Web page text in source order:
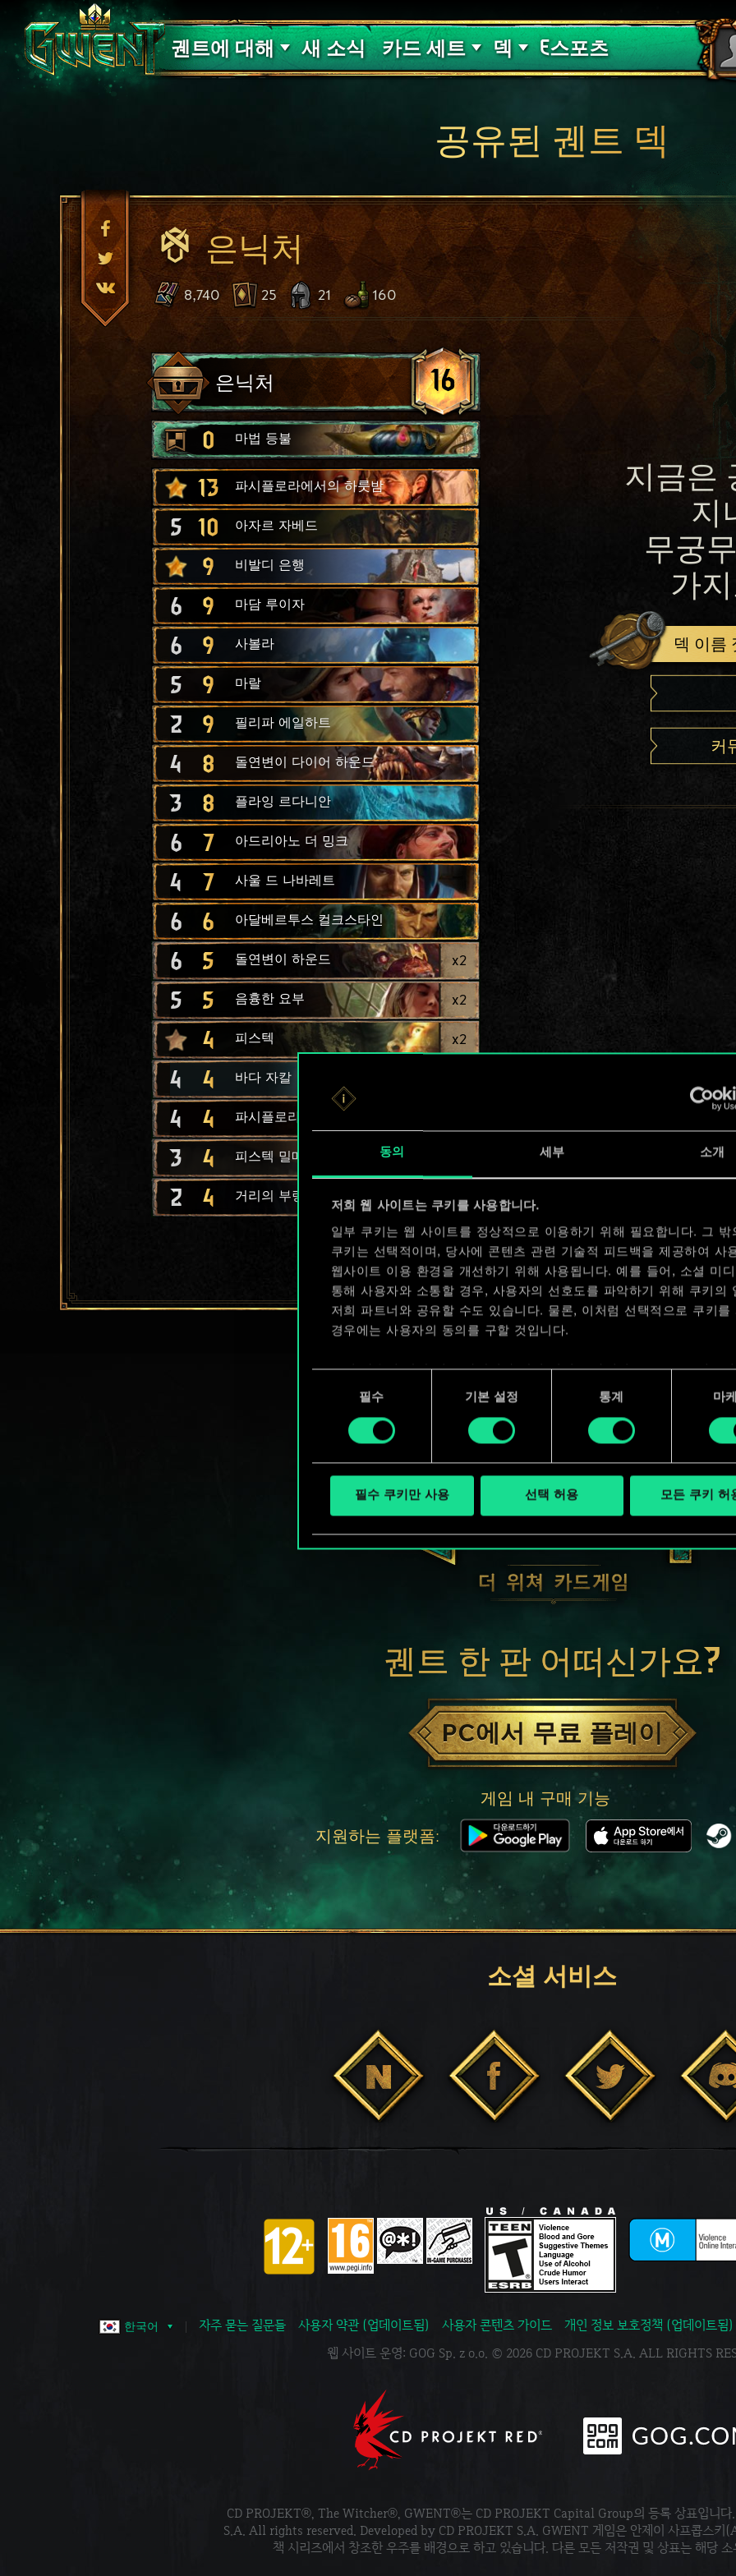
동의 세부 소개
저희 웹 사이트는 쿠키를 사용합니다.
일부 쿠키는 웹 사이트를 정상적으로 이용하기 위해 필요합니다. 그 밖
쿠키는 선택적이며, 당사에 콘텐츠 관련 기술적 피드백을 제공하여 사
웹사이트 이용 환경을 개선하기 위해 사용됩니다. 예를 들어, 소셜 미
통해 사용자와 소통할 경우, 사용자의 선호도를 파악하기 위해 쿠키의
저희 파트너와 공유할 수도 있습니다. 물론, 이처럼 선택적으로 쿠키를
경우에는 사용자의 동의를 구할 것입니다.
쿠키 사용에 관한 세부 사항이나 관련 설정은 아래의 "Settings" 메뉴에
확인할 수 있습니다.
필수 기본 설정 통계 마
필수 쿠키만 사용 선택 허용 모든 쿠키 허
궨트에 대해
고객 지원
새 소식 카드 세트
핏빛 저주
덱
덱 가이드
E스포츠
공유된 궨트 덱
은닉처
8,740 25 21 160
은닉처 16
0 마법 등불
13 파시플로라에서의 하룻밤
5 10 아자르 자베드
9 비발디 은행
6 9 마담 루이자
6 9 사볼라
5 9 마랄
2 9 필리파 에일하트
4 8 돌연변이 다이어 하운드
3 8 플라잉 르다니안
6 7 아드리아노 더 밍크
4 7 사울 드 나바레트
6 6 아달베르투스 컬크스타인
6 5 돌연변이 하운드 x2
5 5 음흉한 요부 x2
4 피스텍 x2
4 4 바다 자칼
4 4 파시플로라 여인들
3 4 피스텍 밀매상
2 4 거리의 부랑아 x2
지금은
지
무궁
가
덱 이름
커
궨트 한 판 어떠신가요?
PC에서 무료 플레이
게임 내 구매 기능
지원하는 플랫폼:
소셜 서비스
한국어 자주 묻는 질문들 사용자 약관 (업데이트됨) 사용자 콘텐츠 가이드
개인 정보 보호정책 (업데이트됨)
웹 사이트 운영: GOG Sp. z o.o. © 2026 CD PROJEKT S.A. ALL RIGHTS
CD PROJEKT®, The Witcher®, GWENT®는 CD PROJEKT Capital Group의 등록 상표입니
S.A. All rights reserved. Developed by CD PROJEKT S.A. GWENT 게임은 안제이 사프콥스키
책 시리즈에서 창조한 우주를 배경으로 하고 있습니다. 다른 모든 저작권 및 상표는 해당